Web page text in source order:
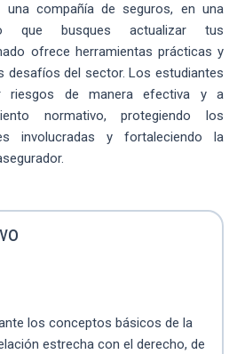
compañía de seguros, en una
que busques actualizar tus
ofrece herramientas prácticas y
desafíos del sector. Los estudiantes
riesgos de manera efectiva y a
normativo, protegiendo los
involucradas y fortaleciendo la
los conceptos básicos de la
estrecha con el derecho, de